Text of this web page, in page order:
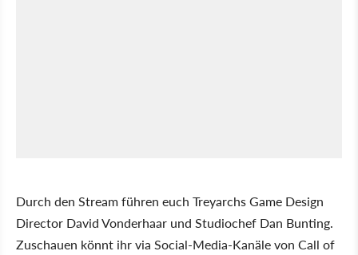
Durch den Stream führen euch Treyarchs Game Design
Director David Vonderhaar und Studiochef Dan Bunting.
Zuschauen könnt ihr via Social-Media-Kanäle von Call of